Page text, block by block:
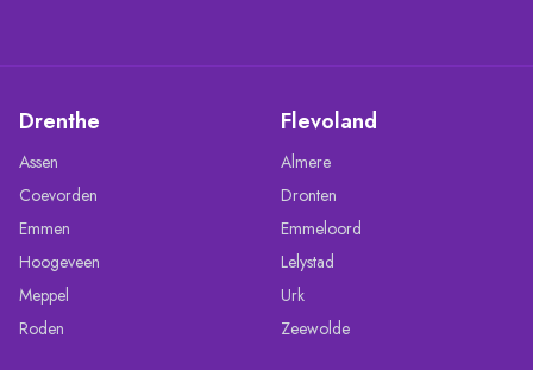
Drenthe
Assen
Coevorden
Emmen
Hoogeveen
Meppel
Roden
Flevoland
Almere
Dronten
Emmeloord
Lelystad
Urk
Zeewolde